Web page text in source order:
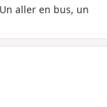
aller en bus, un